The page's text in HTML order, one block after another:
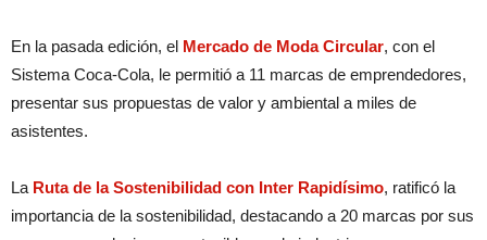
En la pasada edición, el Mercado de Moda Circular, con el
Sistema Coca-Cola, le permitió a 11 marcas de emprendedores,
presentar sus propuestas de valor y ambiental a miles de
asistentes.
La Ruta de la Sostenibilidad con Inter Rapidísimo, ratificó la
importancia de la sostenibilidad, destacando a 20 marcas por sus